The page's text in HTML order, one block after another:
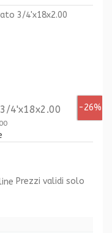
-26%
4'x18x2.00
Prezzi validi solo